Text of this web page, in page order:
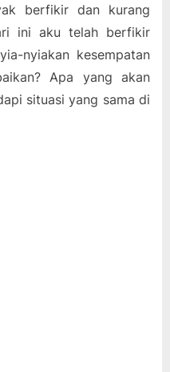
berfikir dan kurang
ini aku telah berfikir
nyiakan kesempatan
Apa yang akan
situasi yang sama di